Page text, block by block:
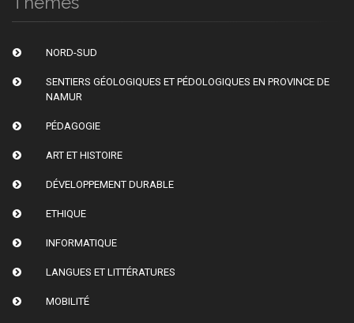
NORD-SUD
SENTIERS GÉOLOGIQUES ET PÉDOLOGIQUES EN PROVINCE DE
NAMUR
PÉDAGOGIE
ART ET HISTOIRE
DÉVELOPPEMENT DURABLE
ETHIQUE
INFORMATIQUE
LANGUES ET LITTÉRATURES
MOBILITÉ